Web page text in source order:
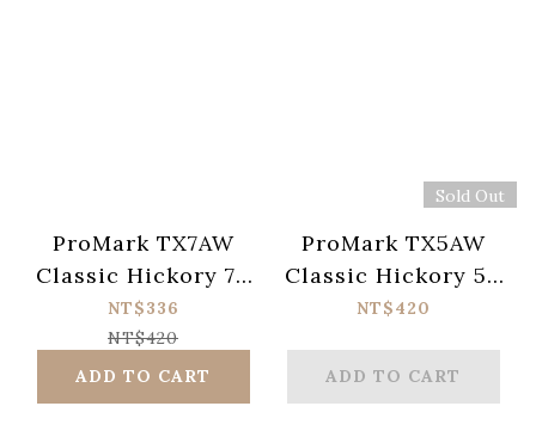
ProMark TX7AW
Classic Hickory 7A
Drumsticks
NT$336
NT$420
ADD TO CART
Sold Out
ProMark TX5AW
Classic Hickory 5A
Drumsticks
NT$420
ADD TO CART